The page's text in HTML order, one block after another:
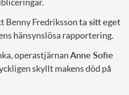
Benny Fredrikssonta sitt eget
hänsynslösa rapportering.
operastjärnanAnne Sofie
skyllt makens död på